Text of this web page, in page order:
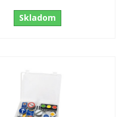
Skladom